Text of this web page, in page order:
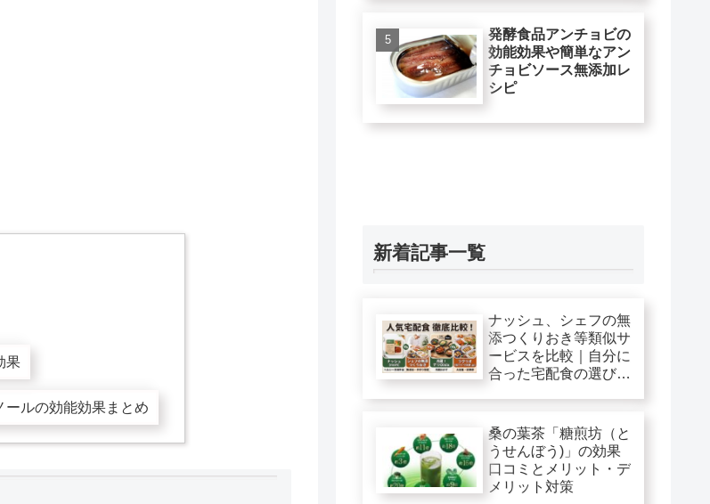
果
ールの効能効果まとめ
発酵食品アンチョビの
効能効果や簡単なアン
チョビソース無添加レ
シピ
新着記事一覧
ナッシュ、シェフの無
添つくりおき等類似サ
ービスを比較｜自分に
合った宅配食の選び
桑の葉茶「糖煎坊（と
うせんぼう)」の効果
口コミとメリット・デ
メリット対策